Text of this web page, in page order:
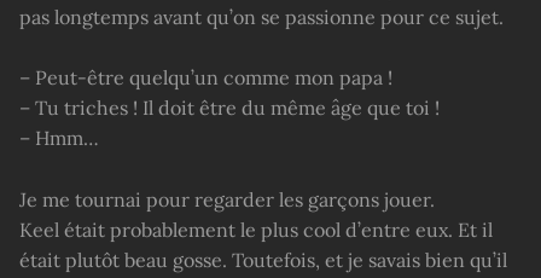
pas longtemps avant qu’on se passionne pour ce sujet.
– Peut-être quelqu’un comme mon papa !
– Tu triches ! Il doit être du même âge que toi !
– Hmm…
Je me tournai pour regarder les garçons jouer.
Keel était probablement le plus cool d’entre eux. Et il
était plutôt beau gosse. Toutefois, et je savais bien qu’il